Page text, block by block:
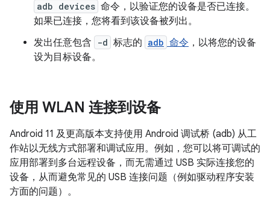
adb devices 命令，以验证您的设备是否已连接。
如果已连接，您将看到该设备被列出。
发出任意包含
-d 标志的 adb 命令 ，以将您的设备
设为目标设备。
使用 WLAN 连接到设备
Android 11 及更高版本支持使用 Android 调试桥 (adb) 从工
作站以无线方式部署和调试应用。例如，您可以将可调试的
应用部署到多台远程设备，而无需通过 USB 实际连接您的
设备，从而避免常见的 USB 连接问题（例如驱动程序安装
方面的问题）。